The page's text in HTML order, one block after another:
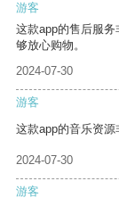
游客
这款app的售后服
够放心购物。
2024-07-30
游客
这款app的音乐资源
2024-07-30
游客